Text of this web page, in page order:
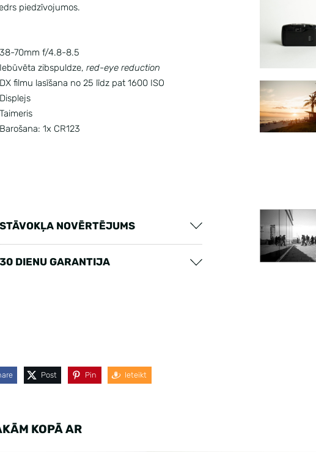
piedzīvojumos.
38-70mm f/4.8-8.5
Iebūvēta zibspuldze, red-eye reduction
DX filmu lasīšana no 25 līdz pat 1600 ISO
Displejs
Taimeris
Barošana: 1x CR123
STĀVOKĻA NOVĒRTĒJUMS
30 DIENU GARANTIJA
Post Pin Ieteikt
KOPĀ AR